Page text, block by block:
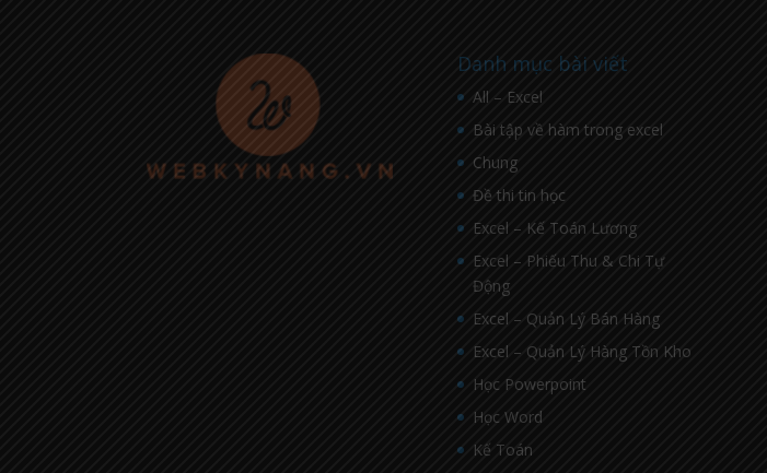
Danh mục bài viết
All – Excel
Bài tập về hàm trong excel
Chung
Đề thi tin học
Excel – Kế Toán Lương
Excel – Phiếu Thu & Chi Tự
Động
Excel – Quản Lý Bán Hàng
Excel – Quản Lý Hàng Tồn Kho
Học Powerpoint
Học Word
Kế Toán